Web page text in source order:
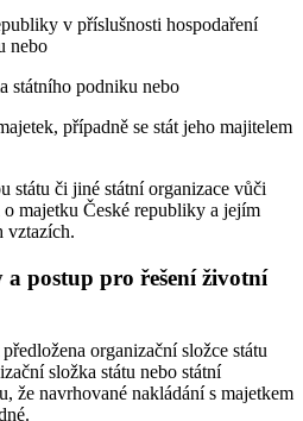
v příslušnosti hospodaření
nebo
státního podniku nebo
případně se stát jeho majitelem
státu či jiné státní organizace vůči
o majetku České republiky a jejím
vztazích.
postup pro řešení životní
organizační složce státu
složka státu nebo státní
že navrhované nakládání s majetkem